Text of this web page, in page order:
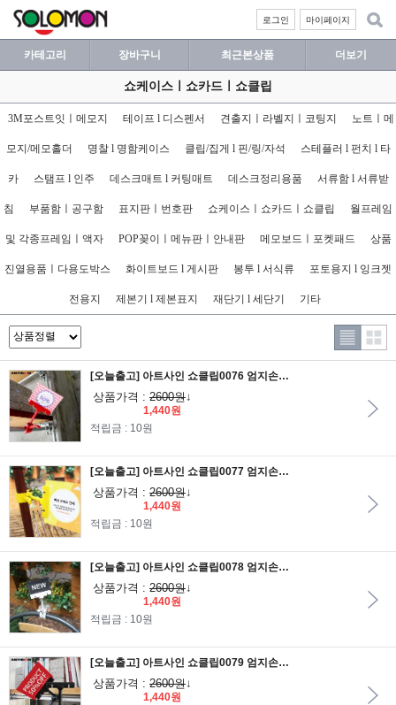
마이페이지
로그인
카테고리 장바구니 최근본상품 더보기
쇼케이스ㅣ쇼카드ㅣ쇼클립
3M포스트잇ㅣ메모지 테이프 l 디스펜서 견출지ㅣ라벨지ㅣ코팅지 노트ㅣ메
모지/메모홀더 명찰 l 명함케이스 클립/집게 l 핀/링/자석 스테플러 l 펀치 l 타
카 스탬프 l 인주 데스크매트 l 커팅매트 데스크정리용품 서류함 l 서류받
침 부품함ㅣ공구함 표지판ㅣ번호판 쇼케이스ㅣ쇼카드ㅣ쇼클립 월프레임
및 각종프레임ㅣ액자 POP꽂이ㅣ메뉴판ㅣ안내판 메모보드ㅣ포켓패드 상품
진열용품ㅣ다용도박스 화이트보드 l 게시판 봉투 l 서식류 포토용지 l 잉크젯
전용지 제본기 l 제본표지 재단기 l 세단기 기타
[오늘출고] 아트사인 쇼클립0076 엄지손클립 빨강_소/POP집게/POP클립/집게클립/안내판/가격표/알림판
상품가격 : 2600원↓
1,440원
적립금 : 10원
[오늘출고] 아트사인 쇼클립0077 엄지손클립 노랑_소/POP집게/POP클립/집게클립/안내판/가격표/알림판
상품가격 : 2600원↓
1,440원
적립금 : 10원
[오늘출고] 아트사인 쇼클립0078 엄지손클립 흰색_소/POP집게/POP클립/집게클립/안내판/가격표/알림판
상품가격 : 2600원↓
1,440원
적립금 : 10원
[오늘출고] 아트사인 쇼클립0079 엄지손클립 검정_소/POP집게/POP클립/집게클립/안내판/가격표/알림판
상품가격 : 2600원↓
1,440원